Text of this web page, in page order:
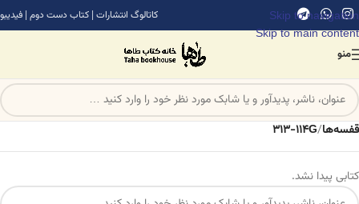
Skip to navigation
Skip to main content
کاتالوگ انتشارات | کتاب دست دوم | فیدیبو
منو
قفسه‌ها/
313-114G
کتابی پیدا نشد.